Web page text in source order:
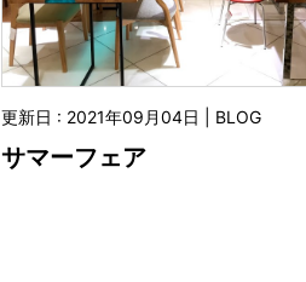
更新日 : 2021年09月04日 | BLOG
サマーフェア